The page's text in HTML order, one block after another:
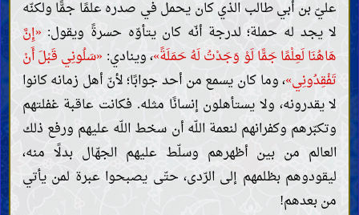
عليّ بن أبي طالب الذي كان يحمل في صدره علمًا جمًّا ولكنّه
لا يجد له حملة؛ لدرجة أنّه كان يتأوّه حسرةً ويقول: «إِنَّ
هَاهُنَا لَعِلْمًا جَمًّا لَوْ وَجَدْتُ لَهُ حَمَلَةً»، وينادي: «سَلُونِي قَبْلَ أَنْ
تَفْقِدُونِي»، وما كان يسمع من أحد جوابًا؛ لأنّ أهل زمانه كانوا
لا يقدرونه، ولا يستأهلون إنسانًا مثله. فكانت عاقبة غفلتهم
وتكبّرهم وكفرانهم لنعمة اللّه أن سخط اللّه عليهم ورفع ذلك
العالم من بين أظهرهم وسلّط عليهم الجهّال بدلًا منه،
ليقودوهم بظلمهم إلى الرّدى، حتّى يصبحوا عبرة لمن يأتي
من بعدهم!